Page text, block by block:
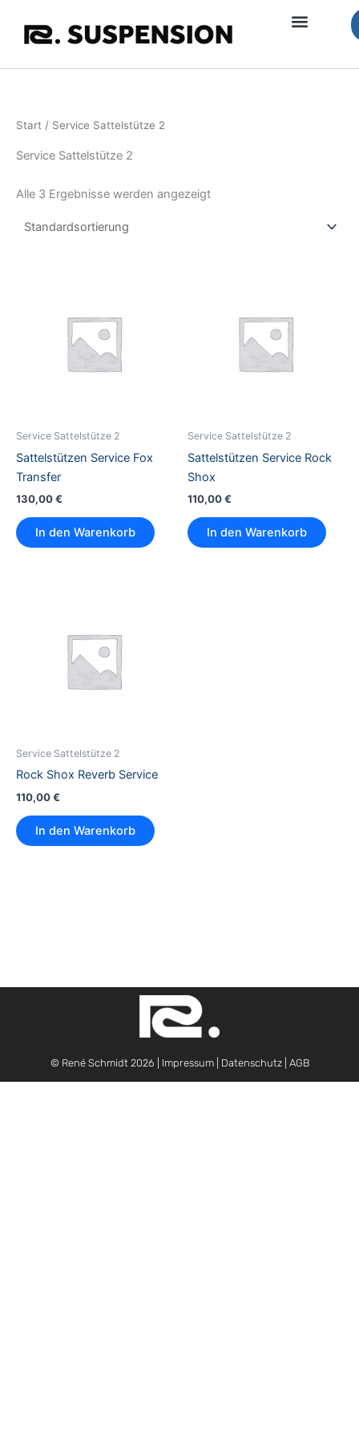
Inhalt
springen
Start / Service Sattelstütze 2
Service Sattelstütze 2
Alle 3 Ergebnisse werden angezeigt
Service Sattelstütze 2
Sattelstützen Service Fox
Transfer
130,00€
In den Warenkorb
Service Sattelstütze 2
Sattelstützen Service Rock
Shox
110,00€
In den Warenkorb
Service Sattelstütze 2
Rock Shox Reverb Service
110,00€
In den Warenkorb
© René Schmidt 2026 | Impressum| Datenschutz| AGB